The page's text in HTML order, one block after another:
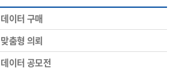
데이터 구매
맞춤형 의뢰
데이터 공모전